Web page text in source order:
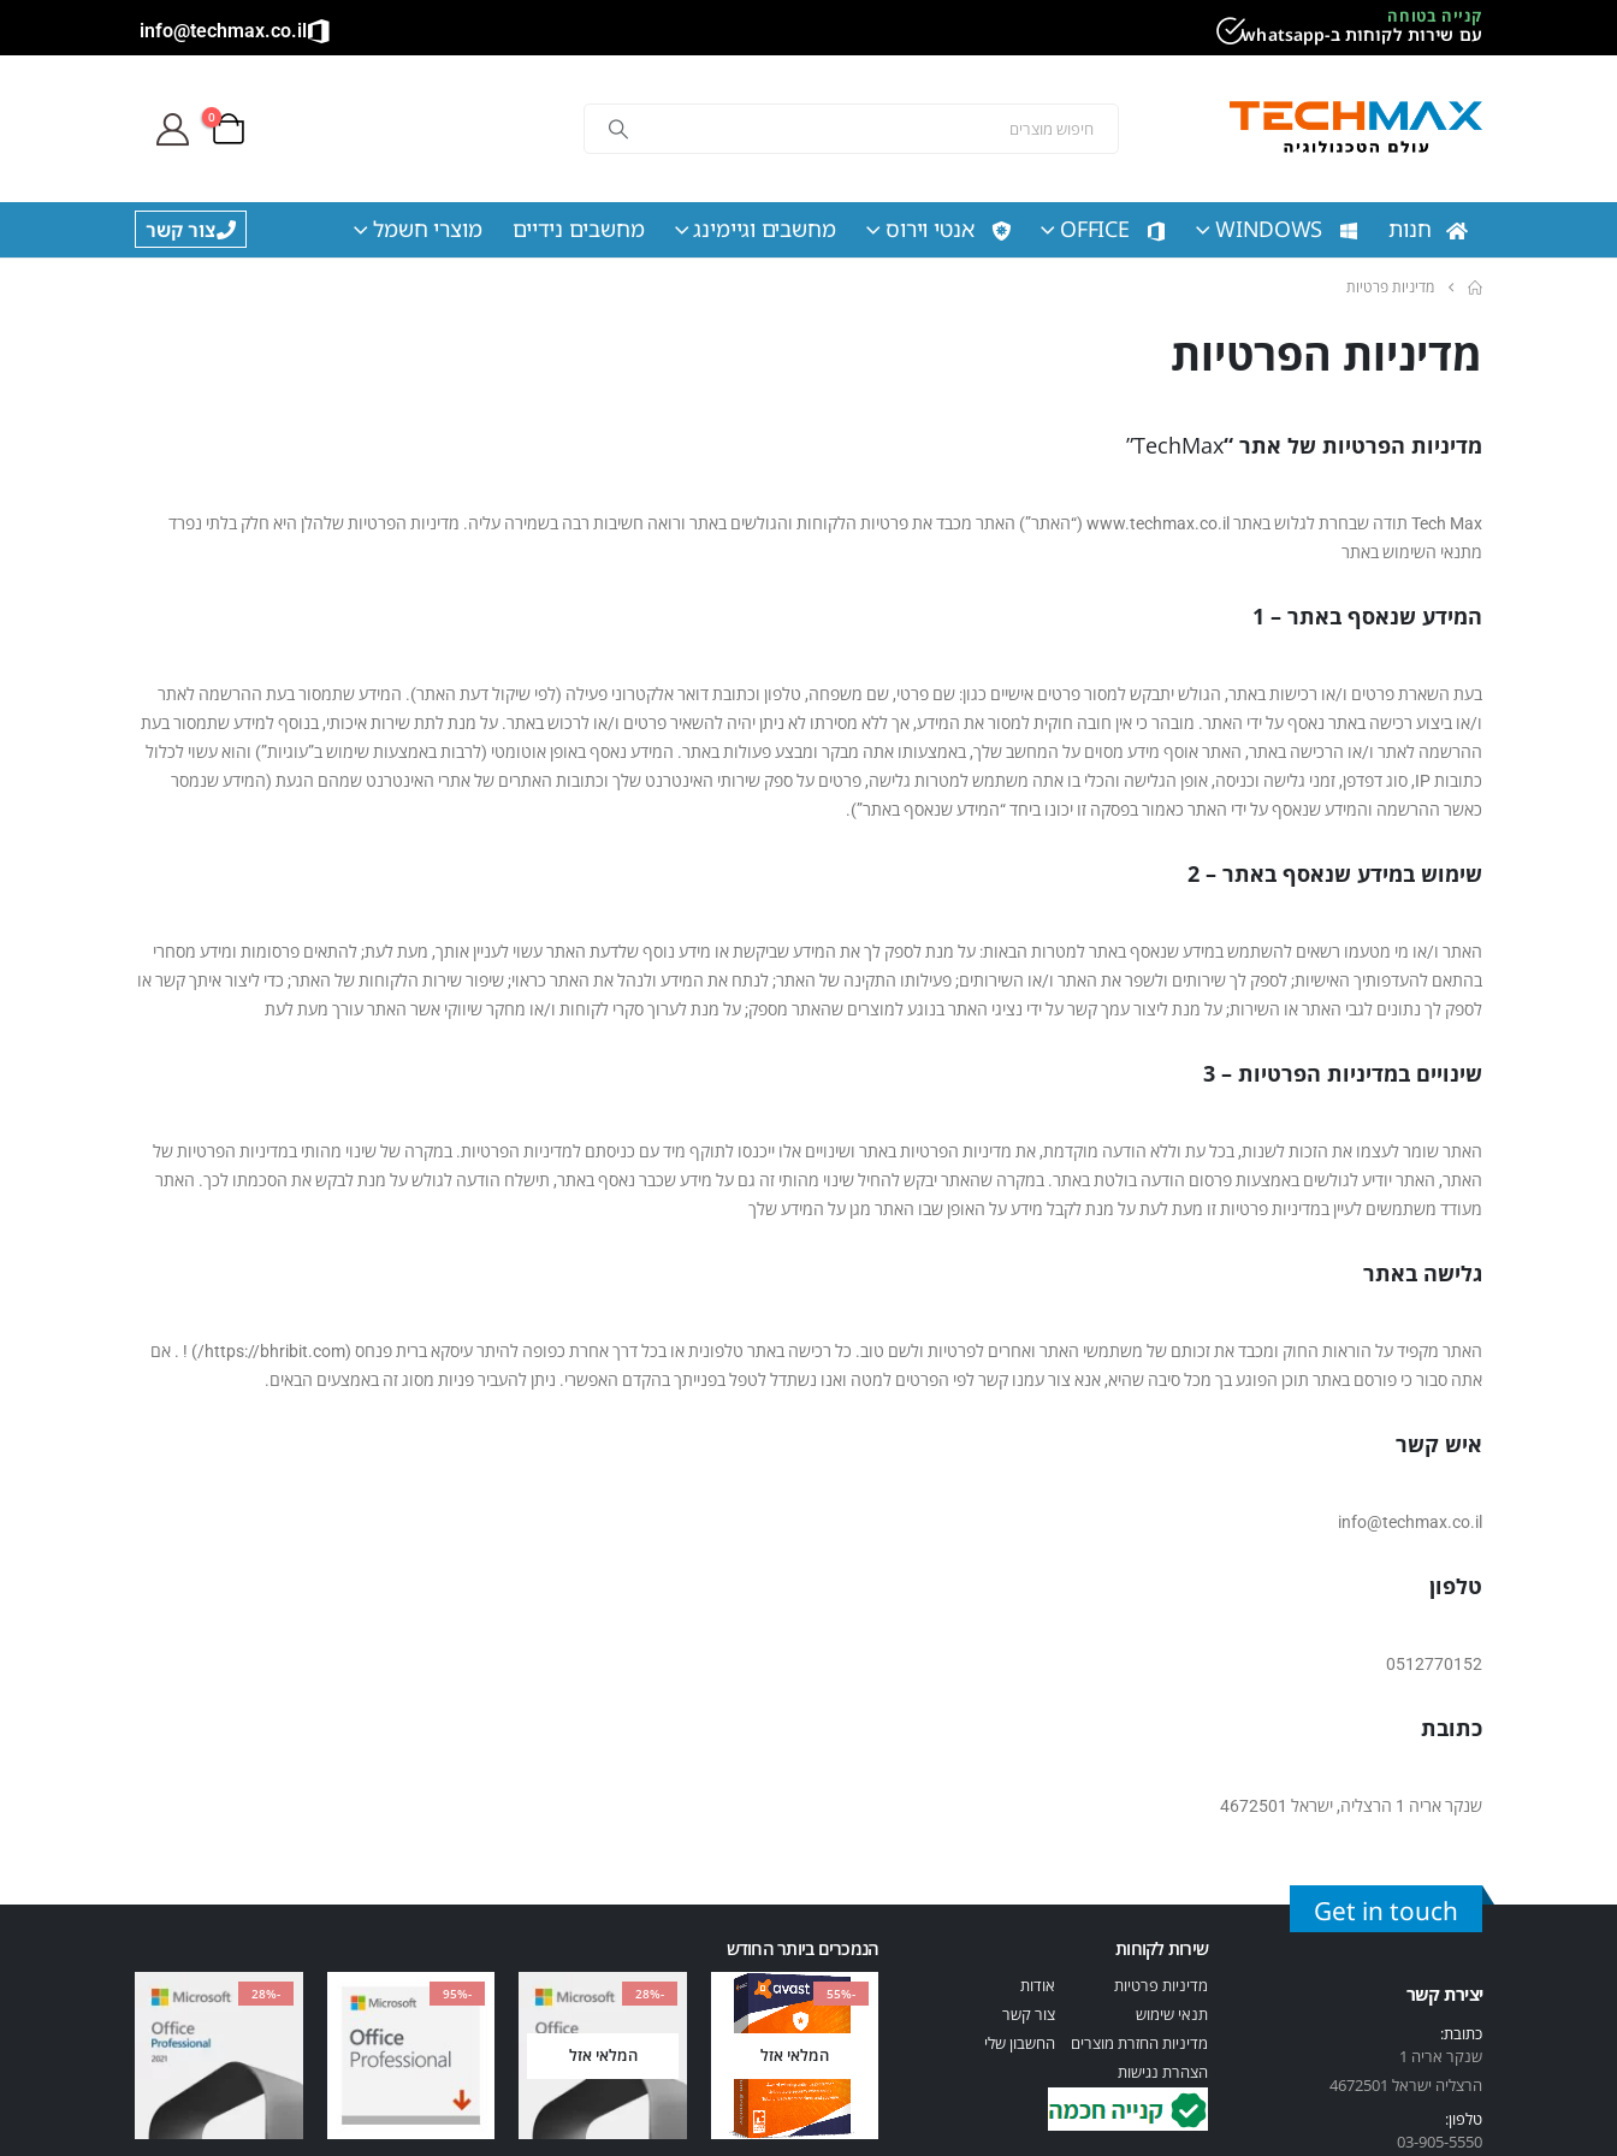
קנייה בטוחה
עם שירות לקוחות ב-whatsapp info@techmax.co.il
0
חנות WINDOWS
OFFICE אנטי וירוס מחשבים וגיימינג מחשבים נידיים מוצרי חשמל צור קשר
מדיניות פרטיות
מדיניות הפרטיות
מדיניות הפרטיות של אתר “TechMax”
Tech Max תודה שבחרת לגלוש באתר www.techmax.co.il (“האתר”) האתר מכבד את פרטיות הלקוחות והגולשים באתר ורואה חשיבות רבה בשמירה עליה. מדיניות הפרטיות שלהלן היא חלק בלתי נפרד
מתנאי השימוש באתר
המידע שנאסף באתר – 1
בעת השארת פרטים ו/או רכישות באתר, הגולש יתבקש למסור פרטים אישיים כגון: שם פרטי, שם משפחה, טלפון וכתובת דואר אלקטרוני פעילה (לפי שיקול דעת האתר). המידע שתמסור בעת ההרשמה לאתר
ו/או ביצוע רכישה באתר נאסף על ידי האתר. מובהר כי אין חובה חוקית למסור את המידע, אך ללא מסירתו לא ניתן יהיה להשאיר פרטים ו/או לרכוש באתר. על מנת לתת שירות איכותי, בנוסף למידע שתמסור בעת
ההרשמה לאתר ו/או הרכישה באתר, האתר אוסף מידע מסוים על המחשב שלך, באמצעותו אתה מבקר ומבצע פעולות באתר. המידע נאסף באופן אוטומטי (לרבות באמצעות שימוש ב”עוגיות”) והוא עשוי לכלול
כתובות IP, סוג דפדפן, זמני גלישה וכניסה, אופן הגלישה והכלי בו אתה משתמש למטרות גלישה, פרטים על ספק שירותי האינטרנט שלך וכתובות האתרים של אתרי האינטרנט שמהם הגעת (המידע שנמסר
כאשר ההרשמה והמידע שנאסף על ידי האתר כאמור בפסקה זו יכונו ביחד “המידע שנאסף באתר”).
שימוש במידע שנאסף באתר – 2
האתר ו/או מי מטעמו רשאים להשתמש במידע שנאסף באתר למטרות הבאות: על מנת לספק לך את המידע שביקשת או מידע נוסף שלדעת האתר עשוי לעניין אותך, מעת לעת; להתאים פרסומות ומידע מסחרי
בהתאם להעדפותיך האישיות; לספק לך שירותים ולשפר את האתר ו/או השירותים; פעילותו התקינה של האתר; לנתח את המידע ולנהל את האתר כראוי; שיפור שירות הלקוחות של האתר; כדי ליצור איתך קשר או
לספק לך נתונים לגבי האתר או השירות; על מנת ליצור עמך קשר על ידי נציגי האתר בנוגע למוצרים שהאתר מספק; על מנת לערוך סקרי לקוחות ו/או מחקר שיווקי אשר האתר עורך מעת לעת
שינויים במדיניות הפרטיות – 3
האתר שומר לעצמו את הזכות לשנות, בכל עת וללא הודעה מוקדמת, את מדיניות הפרטיות באתר ושינויים אלו ייכנסו לתוקף מיד עם כניסתם למדיניות הפרטיות. במקרה של שינוי מהותי במדיניות הפרטיות של
האתר, האתר יודיע לגולשים באמצעות פרסום הודעה בולטת באתר. במקרה שהאתר יבקש להחיל שינוי מהותי זה גם על מידע שכבר נאסף באתר, תישלח הודעה לגולש על מנת לבקש את הסכמתו לכך. האתר
מעודד משתמשים לעיין במדיניות פרטיות זו מעת לעת על מנת לקבל מידע על האופן שבו האתר מגן על המידע שלך
גלישה באתר
האתר מקפיד על הוראות החוק ומכבד את זכותם של משתמשי האתר ואחרים לפרטיות ולשם טוב. כל רכישה באתר טלפונית או בכל דרך אחרת כפופה להיתר עיסקא ברית פנחס (https://bhribit.com/) ! . אם
אתה סבור כי פורסם באתר תוכן הפוגע בך מכל סיבה שהיא, אנא צור עמנו קשר לפי הפרטים למטה ואנו נשתדל לטפל בפנייתך בהקדם האפשרי. ניתן להעביר פניות מסוג זה באמצעים הבאים.
איש קשר
info@techmax.co.il
טלפון
0512770152
כתובת
שנקר אריה 1 הרצליה, ישראל 4672501
Get in touch
יצירת קשר
כתובת:
שנקר אריה 1
הרצליה ישראל 4672501
טלפון:
03-905-5550
שירות לקוחות
מדיניות פרטיות
תנאי שימוש
מדיניות החזרת מוצרים
הצהרת נגישות
אודות
צור קשר
החשבון שלי
הנמכרים ביותר החודש
-55%
המלאי אזל
-28%
המלאי אזל
-95%
-28%